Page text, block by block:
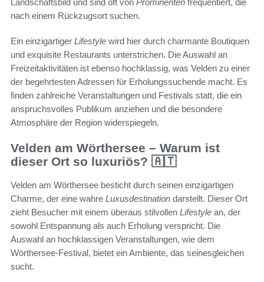
nach einem Rückzugsort suchen.
Ein einzigartiger Lifestyle wird hier durch charmante Boutiquen
und exquisite Restaurants unterstrichen. Die Auswahl an
Freizeitaktivitäten ist ebenso hochklassig, was Velden zu einer
der begehrtesten Adressen für Erholungssuchende macht. Es
finden zahlreiche Veranstaltungen und Festivals statt, die ein
anspruchsvolles Publikum anziehen und die besondere
Atmosphäre der Region widerspiegeln.
Velden am Wörthersee – Warum ist
dieser Ort so luxuriös? 🇦🇹
Velden am Wörthersee besticht durch seinen einzigartigen
Charme, der eine wahre Luxusdestination darstellt. Dieser Ort
zieht Besucher mit einem überaus stilvollen Lifestyle an, der
sowohl Entspannung als auch Erholung verspricht. Die
Auswahl an hochklassigen Veranstaltungen, wie dem
Wörthersee-Festival, bietet ein Ambiente, das seinesgleichen
sucht.